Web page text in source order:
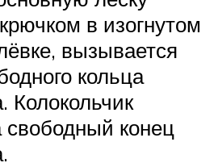
в изогнутом
вызывается
кольца
Колокольчик
свободный конец